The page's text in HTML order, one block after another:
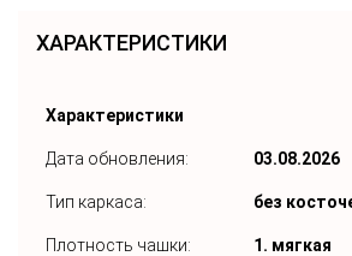
ХАРАКТЕРИСТИКИ
Характеристики
Дата обновления: 03.08.2026
Тип каркаса: без
Плотность чашки: 1. мягкая